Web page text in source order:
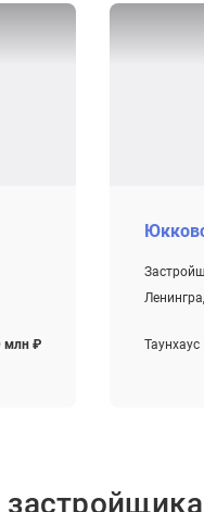
млн ₽ Таунхаус